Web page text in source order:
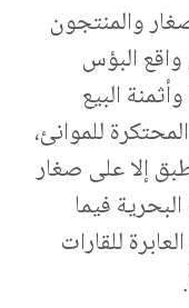
والمنتجون
البؤس
البيع
للموانئ،
إلا على صغار
فيما
للقارات
.